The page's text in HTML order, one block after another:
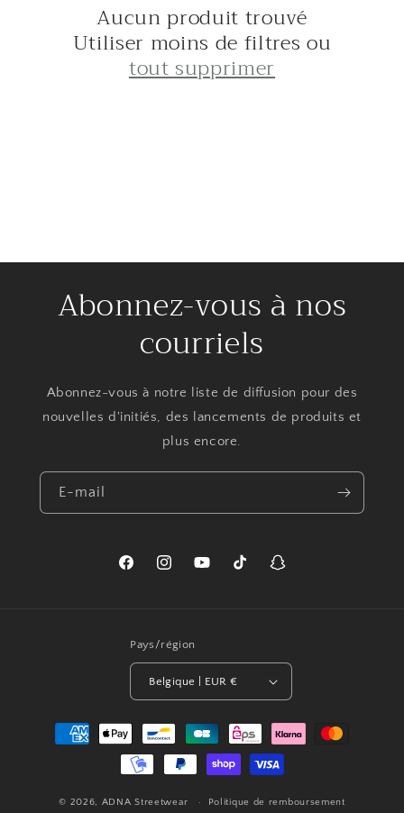
Aucun produit trouvé
Utiliser moins de filtres ou
tout supprimer
Abonnez-vous à nos
courriels
Abonnez-vous à notre liste de diffusion pour des
nouvelles d'initiés, des lancements de produits et
plus encore.
E-mail
FacebookInstagramYouTubeTikTok Snapchat
Pays/région
Belgique | EUR €
Moyens
© 2026, ADNA Streetwear Politique de remboursement